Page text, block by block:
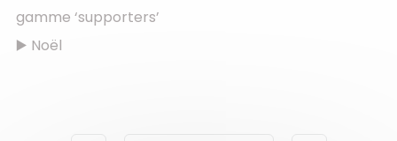
gamme ‘supporters’
▶️ Noël